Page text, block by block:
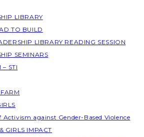
LIBRARY
TO BUILD
LIBRARY READING SESSION
SEMINARS
– STI
Activism against Gender-Based Violence
GIRLS IMPACT